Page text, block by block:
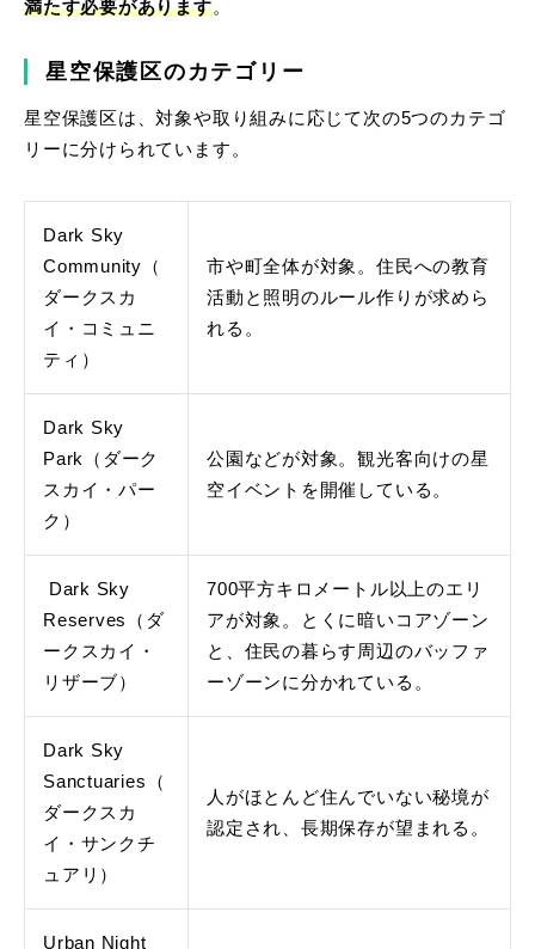
満たす必要があります。
星空保護区のカテゴリー
星空保護区は、対象や取り組みに応じて次の5つのカテゴ
リーに分けられています。
Dark Sky
Community（
ダークスカ
イ・コミュニ
ティ）
市や町全体が対象。住民への教育
活動と照明のルール作りが求めら
れる。
Dark Sky
Park（ダーク
スカイ・パー
ク）
公園などが対象。観光客向けの星
空イベントを開催している。
Dark Sky
Reserves（ダ
ークスカイ・
リザーブ）
700平方キロメートル以上のエリ
アが対象。とくに暗いコアゾーン
と、住民の暮らす周辺のバッファ
ーゾーンに分かれている。
Dark Sky
Sanctuaries（
ダークスカ
イ・サンクチ
ュアリ）
人がほとんど住んでいない秘境が
認定され、長期保存が望まれる。
Urban Night